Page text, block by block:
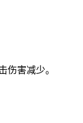
伤害减少。